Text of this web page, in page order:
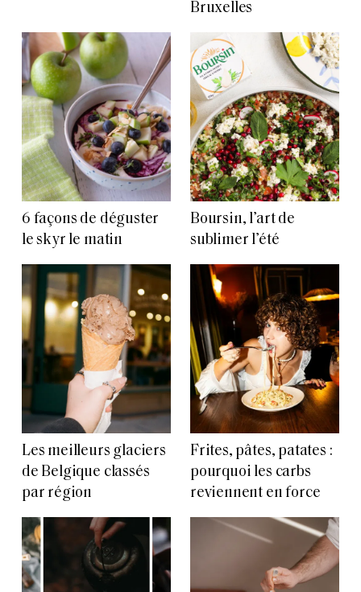
Bruxelles
6 façons de déguster
le skyr le matin
Boursin, l’art de
sublimer l’été
Les meilleurs glaciers
de Belgique classés
par région
Frites, pâtes, patates :
pourquoi les carbs
reviennent en force